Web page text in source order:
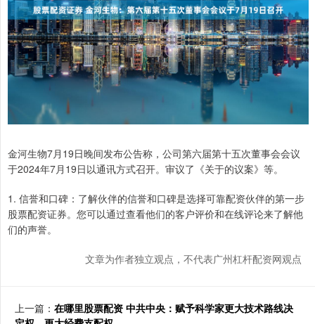
金河生物7月19日晚间发布公告称，公司第六届第十五次董事会会议
于2024年7月19日以通讯方式召开。审议了《关于的议案》等。
1. 信誉和口碑：了解伙伴的信誉和口碑是选择可靠配资伙伴的第一步
股票配资证券。您可以通过查看他们的客户评价和在线评论来了解他
们的声誉。
文章为作者独立观点，不代表广州杠杆配资网观点
上一篇： 在哪里股票配资 中共中央：赋予科学家更大技术路线决